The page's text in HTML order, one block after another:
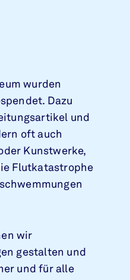
wurden
Dazu
und
oft auch
Kunstwerke,
Flutkatastrophe
wir
gestalten und
und für alle